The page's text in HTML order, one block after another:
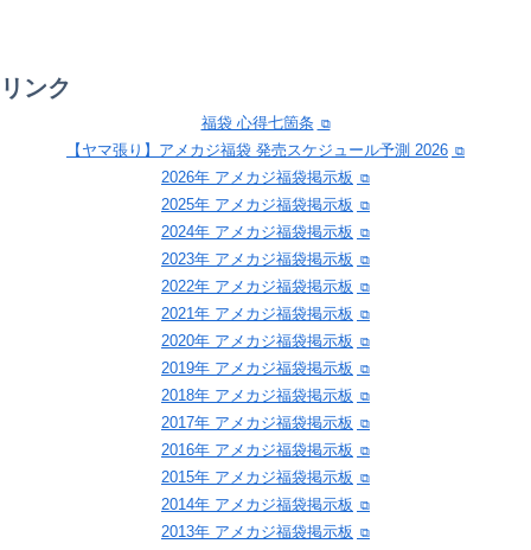
リンク
福袋 心得七箇条
【ヤマ張り】アメカジ福袋 発売スケジュール予測 2026
2026年 アメカジ福袋掲示板
2025年 アメカジ福袋掲示板
2024年 アメカジ福袋掲示板
2023年 アメカジ福袋掲示板
2022年 アメカジ福袋掲示板
2021年 アメカジ福袋掲示板
2020年 アメカジ福袋掲示板
2019年 アメカジ福袋掲示板
2018年 アメカジ福袋掲示板
2017年 アメカジ福袋掲示板
2016年 アメカジ福袋掲示板
2015年 アメカジ福袋掲示板
2014年 アメカジ福袋掲示板
2013年 アメカジ福袋掲示板